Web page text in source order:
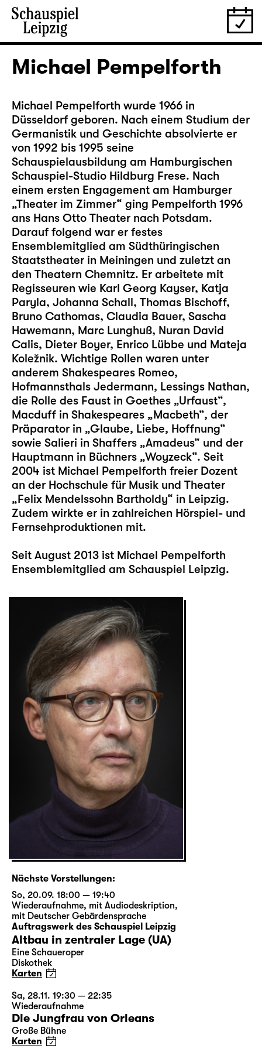
Michael Pempelforth
Michael Pempelforth wurde 1966 in
Düsseldorf geboren. Nach einem Studium der
Germanistik und Geschichte absolvierte er
von 1992 bis 1995 seine
Schauspielausbildung am Hamburgischen
Schauspiel-Studio Hildburg Frese. Nach
einem ersten Engagement am Hamburger
„Theater im Zimmer“ ging Pempelforth 1996
ans Hans Otto Theater nach Potsdam.
Darauf folgend war er festes
Ensemblemitglied am Südthüringischen
Staatstheater in Meiningen und zuletzt an
den Theatern Chemnitz. Er arbeitete mit
Regisseuren wie Karl Georg Kayser, Katja
Paryla, Johanna Schall, Thomas Bischoff,
Bruno Cathomas, Claudia Bauer, Sascha
Hawemann, Marc Lunghuß, Nuran David
Calis, Dieter Boyer, Enrico Lübbe und Mateja
Koležnik. Wichtige Rollen waren unter
anderem Shakespeares Romeo,
Hofmannsthals Jedermann, Lessings Nathan,
die Rolle des Faust in Goethes „Urfaust“,
Macduff in Shakespeares „Macbeth“, der
Präparator in „Glaube, Liebe, Hoffnung“
sowie Salieri in Shaffers „Amadeus“ und der
Hauptmann in Büchners „Woyzeck“. Seit
2004 ist Michael Pempelforth freier Dozent
an der Hochschule für Musik und Theater
„Felix Mendelssohn Bartholdy“ in Leipzig.
Zudem wirkte er in zahlreichen Hörspiel- und
Fernsehproduktionen mit.
Seit August 2013 ist Michael Pempelforth
Ensemblemitglied am Schauspiel Leipzig.
Nächste Vorstellungen:
So, 20.09. 18:00 — 19:40
Wiederaufnahme, mit Audiodeskription,
mit Deutscher Gebärdensprache
Auftragswerk des Schauspiel Leipzig
Altbau in zentraler Lage (UA)
Eine Schaueroper
Diskothek
Karten
Sa, 28.11. 19:30 — 22:35
Wiederaufnahme
Die Jungfrau von Orleans
Große Bühne
Karten